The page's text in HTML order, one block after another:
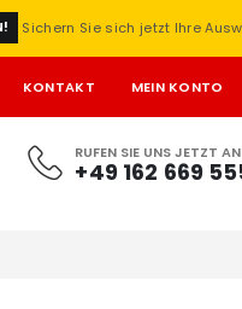
Sichern Sie sich jetzt Ihre
KONTAKT MEIN KONTO
RUFEN SIE UNS JETZT AN
+49 162 669